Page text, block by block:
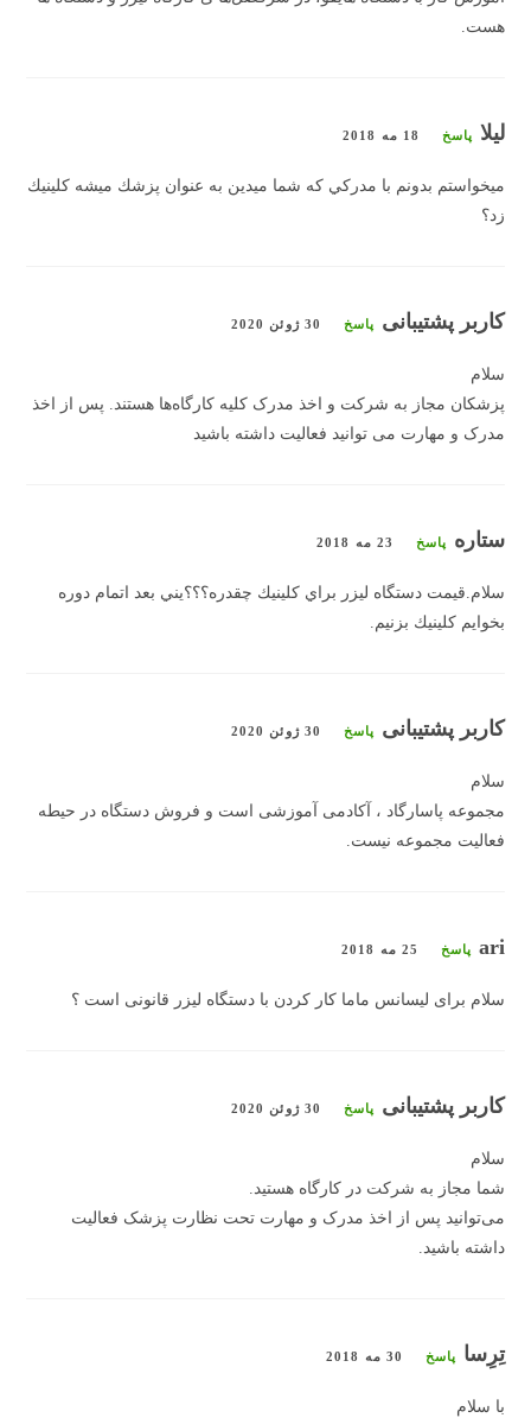
هست.
ليلا پاسخ 18 مه 2018
ميخواستم بدونم با مدركي كه شما ميدين به عنوان پزشك ميشه كلينيك
زد؟
کاربر پشتیبانی پاسخ 30 ژوئن 2020
سلام
پزشکان مجاز به شرکت و اخذ مدرک کلیه کارگاه‌ها هستند. پس از اخذ
مدرک و مهارت می توانید فعالیت داشته باشید
ستاره پاسخ 23 مه 2018
سلام.قيمت دستگاه ليزر براي كلينيك چقدره؟؟؟يني بعد اتمام دوره
بخوايم كلينيك بزنيم.
کاربر پشتیبانی پاسخ 30 ژوئن 2020
سلام
مجموعه پاسارگاد ‌، آکادمی آموزشی است و فروش دستگاه در حیطه
فعالیت مجموعه نیست.
ari پاسخ 25 مه 2018
سلام برای لیسانس ماما کار کردن با دستگاه لیزر قانونی است ؟
کاربر پشتیبانی پاسخ 30 ژوئن 2020
سلام
شما مجاز به شرکت در کارگاه هستید.
می‌توانید پس از اخذ مدرک و مهارت تحت نظارت پزشک فعالیت
داشته باشید.
تِرِسا پاسخ 30 مه 2018
با سلام